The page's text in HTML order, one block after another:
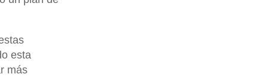
esta
más